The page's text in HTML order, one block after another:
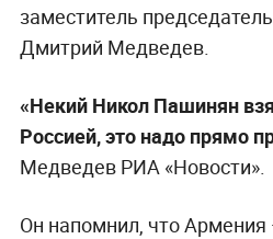
заместитель
Дмитрий Медведев.
«Некий Никол Пашинян
Россией, это надо прямо
Медведев РИА «Новости».
Он напомнил, что